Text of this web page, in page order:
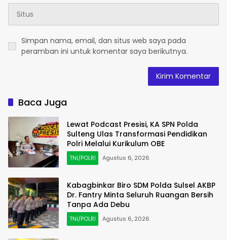
Simpan nama, email, dan situs web saya pada
peramban ini untuk komentar saya berikutnya.
Baca Juga
Lewat Podcast Presisi, KA SPN Polda
Sulteng Ulas Transformasi Pendidikan
Polri Melalui Kurikulum OBE
TNI/POLRI Agustus 6, 2026
Kabagbinkar Biro SDM Polda Sulsel AKBP
Dr. Fantry Minta Seluruh Ruangan Bersih
Tanpa Ada Debu
TNI/POLRI Agustus 6, 2026